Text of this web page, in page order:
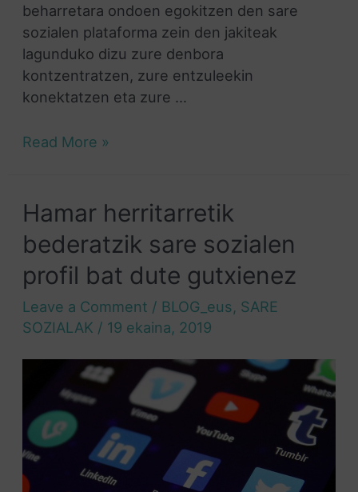
beharretara ondoen egokitzen den sare
sozialen plataforma zein den jakiteak
lagunduko dizu zure denbora
kontzentratzen, zure entzuleekin
konektatzen eta zure …
Read More »
Hamar herritarretik
bederatzik sare sozialen
profil bat dute gutxienez
Leave a Comment / BLOG_eus, SARE
SOZIALAK / 19 ekaina, 2019